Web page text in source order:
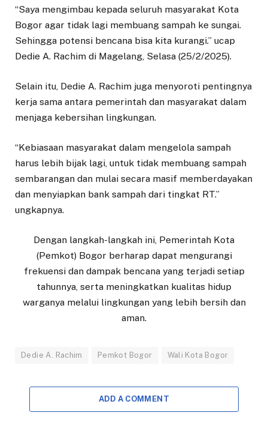
“Saya mengimbau kepada seluruh masyarakat Kota
Bogor agar tidak lagi membuang sampah ke sungai.
Sehingga potensi bencana bisa kita kurangi.” ucap
Dedie A. Rachim di Magelang, Selasa (25/2/2025).
Selain itu, Dedie A. Rachim juga menyoroti pentingnya
kerja sama antara pemerintah dan masyarakat dalam
menjaga kebersihan lingkungan.
“Kebiasaan masyarakat dalam mengelola sampah
harus lebih bijak lagi, untuk tidak membuang sampah
sembarangan dan mulai secara masif memberdayakan
dan menyiapkan bank sampah dari tingkat RT.”
ungkapnya.
Dengan langkah-langkah ini, Pemerintah Kota
(Pemkot) Bogor berharap dapat mengurangi
frekuensi dan dampak bencana yang terjadi setiap
tahunnya, serta meningkatkan kualitas hidup
warganya melalui lingkungan yang lebih bersih dan
aman.
Dedie A. Rachim Pemkot Bogor Wali Kota Bogor
ADD A COMMENT